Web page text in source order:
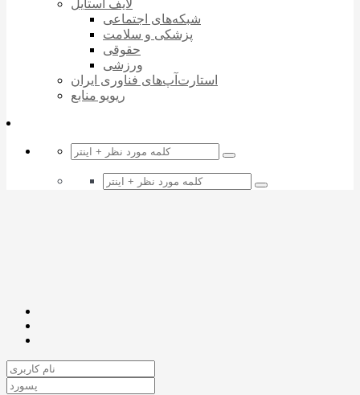
لایف استایل
شبکه‌های اجتماعی
پزشکی و سلامت
حقوقی
ورزشی
استارت‌آپ‌های فناوری ایران
ریویو منابع